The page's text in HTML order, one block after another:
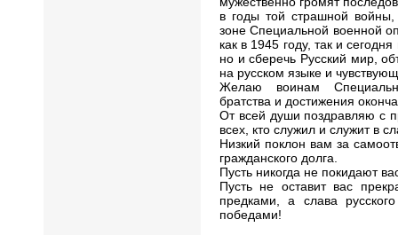
в годы той страшной
зоне Специальной военной
как в 1945 году, так и
но и сберечь Русский мир,
на русском языке и
Желаю воинам
братства и достижения
От всей души поздравляю с
всех, кто служил и служит в
Низкий поклон вам за
гражданского долга.
Пусть никогда не покидают
Пусть не оставит вас
предками, а слава
победами!